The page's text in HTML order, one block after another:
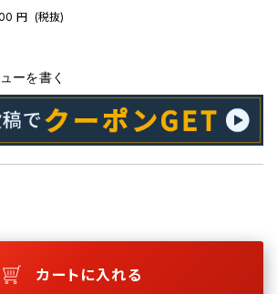
円 (税抜)
ーを書く
カートに入れる